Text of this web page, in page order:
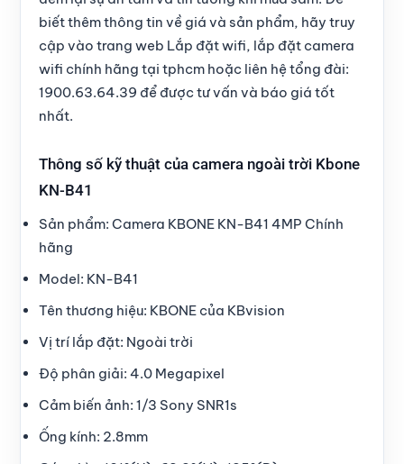
biết thêm thông tin về giá và sản phẩm, hãy truy
cập vào trang web Lắp đặt wifi, lắp đặt camera
wifi chính hãng tại tphcm hoặc liên hệ tổng đài:
1900.63.64.39 để được tư vấn và báo giá tốt
nhất.
Thông số kỹ thuật của camera ngoài trời Kbone
KN-B41
Sản phẩm: Camera KBONE KN-B41 4MP Chính
hãng
Model: KN-B41
Tên thương hiệu: KBONE của KBvision
Vị trí lắp đặt: Ngoài trời
Độ phân giải: 4.0 Megapixel
Cảm biến ảnh: 1/3 Sony SNR1s
Ống kính: 2.8mm